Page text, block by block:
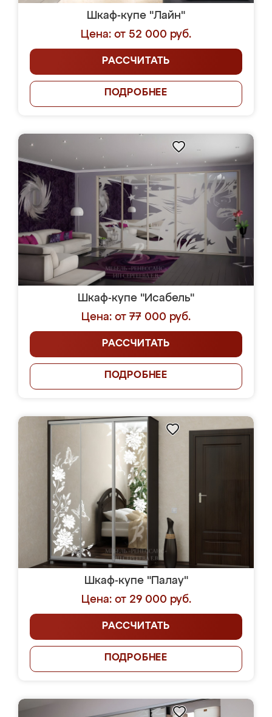
Шкаф-купе "Лайн"
Цена: от 52 000 руб.
РАССЧИТАТЬ
ПОДРОБНЕЕ
Шкаф-купе "Исабель"
Цена: от 77 000 руб.
РАССЧИТАТЬ
ПОДРОБНЕЕ
Шкаф-купе "Палау"
Цена: от 29 000 руб.
РАССЧИТАТЬ
ПОДРОБНЕЕ